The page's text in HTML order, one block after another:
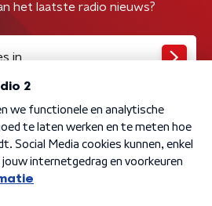
het laatste radio nieuws?